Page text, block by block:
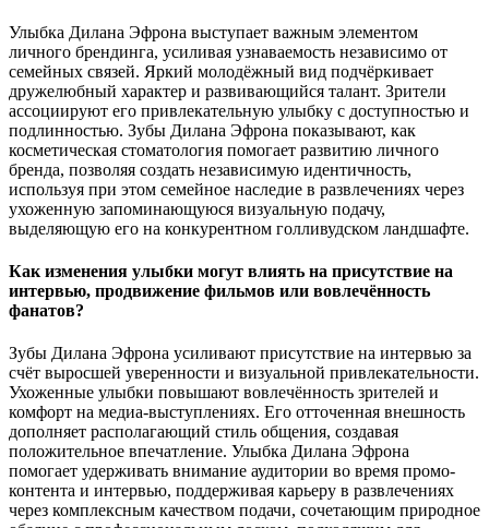
Улыбка Дилана Эфрона выступает важным элементом
личного брендинга, усиливая узнаваемость независимо от
семейных связей. Яркий молодёжный вид подчёркивает
дружелюбный характер и развивающийся талант. Зрители
ассоциируют его привлекательную улыбку с доступностью и
подлинностью. Зубы Дилана Эфрона показывают, как
косметическая стоматология помогает развитию личного
бренда, позволяя создать независимую идентичность,
используя при этом семейное наследие в развлечениях через
ухоженную запоминающуюся визуальную подачу,
выделяющую его на конкурентном голливудском ландшафте.
Как изменения улыбки могут влиять на присутствие на
интервью, продвижение фильмов или вовлечённость
фанатов?
Зубы Дилана Эфрона усиливают присутствие на интервью за
счёт выросшей уверенности и визуальной привлекательности.
Ухоженные улыбки повышают вовлечённость зрителей и
комфорт на медиа-выступлениях. Его отточенная внешность
дополняет располагающий стиль общения, создавая
положительное впечатление. Улыбка Дилана Эфрона
помогает удерживать внимание аудитории во время промо-
контента и интервью, поддерживая карьеру в развлечениях
через комплексным качеством подачи, сочетающим природное